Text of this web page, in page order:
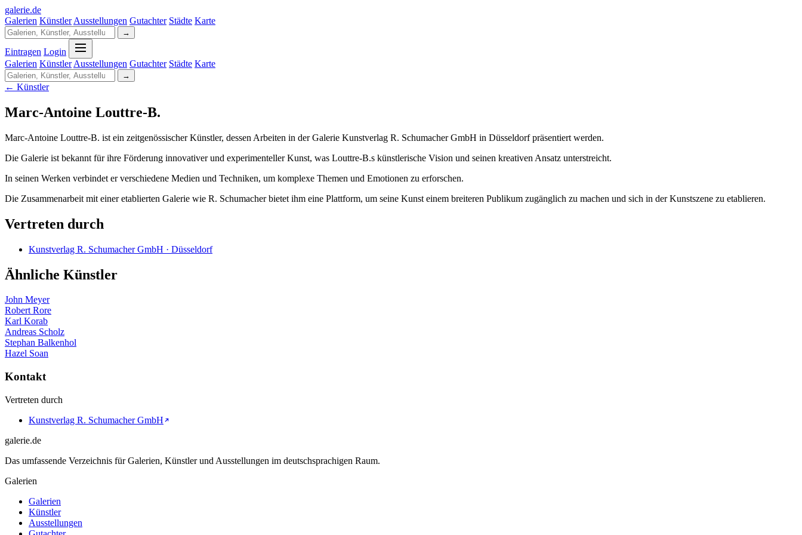
galerie.de
Galerien Künstler Ausstellungen Gutachter Städte Karte
→
Eintragen Login
Galerien Künstler Ausstellungen Gutachter Städte Karte
→
← Künstler
Marc-Antoine Louttre-B.
Marc-Antoine Louttre-B. ist ein zeitgenössischer Künstler, dessen Arbeiten in der Galerie Kunstverlag R. Schumacher GmbH in Düsseldorf präsentiert werden.
Die Galerie ist bekannt für ihre Förderung innovativer und experimenteller Kunst, was Louttre-B.s künstlerische Vision und seinen kreativen Ansatz unterstreicht.
In seinen Werken verbindet er verschiedene Medien und Techniken, um komplexe Themen und Emotionen zu erforschen.
Die Zusammenarbeit mit einer etablierten Galerie wie R. Schumacher bietet ihm eine Plattform, um seine Kunst einem breiteren Publikum zugänglich zu machen und sich in der Kunstszene zu etablieren.
Vertreten durch
Kunstverlag R. Schumacher GmbH · Düsseldorf
Ähnliche Künstler
John Meyer
Robert Rore
Karl Korab
Andreas Scholz
Stephan Balkenhol
Hazel Soan
Kontakt
Vertreten durch
Kunstverlag R. Schumacher GmbH
galerie.de
Das umfassende Verzeichnis für Galerien, Künstler und Ausstellungen im deutschsprachigen Raum.
Galerien
Galerien
Künstler
Ausstellungen